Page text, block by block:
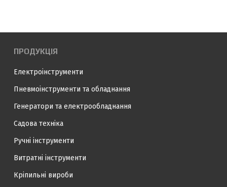
ПРОДУКЦІЯ
Електроінструменти
Пневмоінструменти та обладнання
Генератори та електрообладнання
Садова техніка
Ручні інструменти
Витратні інструменти
Кріпильні вироби